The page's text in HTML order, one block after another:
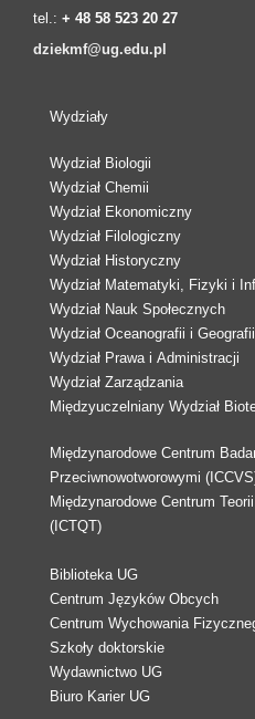
tel.: + 48 58 523 20 27
dziekmf@ug.edu.pl
Wydziały
Wydział Biologii
Wydział Chemii
Wydział Ekonomiczny
Wydział Filologiczny
Wydział Historyczny
Wydział Matematyki, Fizyki i
Wydział Nauk Społecznych
Wydział Oceanografii i Geografii
Wydział Prawa i Administracji
Wydział Zarządzania
Międzyuczelniany Wydział
Międzynarodowe Centrum
Przeciwnowotworowymi
Międzynarodowe Centrum
(ICTQT)
Biblioteka UG
Centrum Języków Obcych
Centrum Wychowania
Szkoły doktorskie
Wydawnictwo UG
Biuro Karier UG